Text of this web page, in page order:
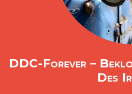
DDC-Forever –
Des